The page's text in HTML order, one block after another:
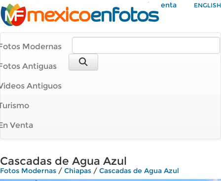
Mi Cuenta ENGLISH
Modernas
Antiguas
Antiguos
Venta
Cascadas de Agua Azul
Fotos Modernas / Chiapas / Cascadas de Agua Azul